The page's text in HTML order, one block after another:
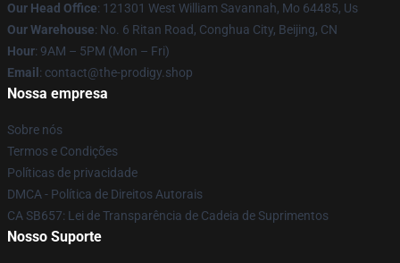
Our Head Office: 121301 West William Savannah, Mo 64485, Us
Our Warehouse: No. 6 Ritan Road, Conghua City, Beijing, CN
Hour: 9AM – 5PM (Mon – Fri)
Email : contact@the-prodigy.shop
Nossa empresa
Sobre nós
Termos e Condições
Políticas de privacidade
DMCA - Política de Direitos Autorais
CA SB657: Lei de Transparência de Cadeia de Suprimentos
Nosso Suporte